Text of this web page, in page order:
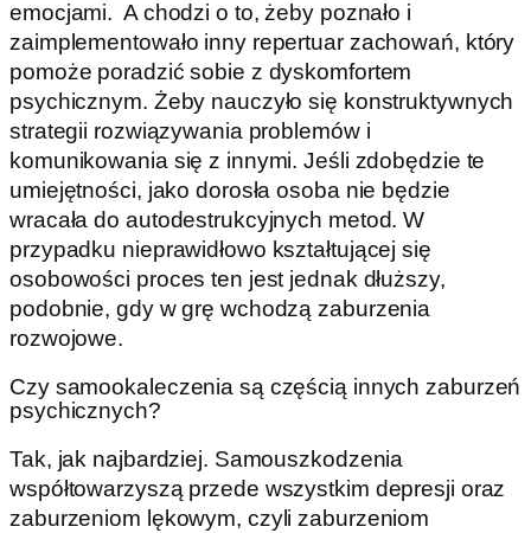
emocjami. A chodzi o to, żeby poznało i
zaimplementowało inny repertuar zachowań, który
pomoże poradzić sobie z dyskomfortem
psychicznym. Żeby nauczyło się konstruktywnych
strategii rozwiązywania problemów i
komunikowania się z innymi. Jeśli zdobędzie te
umiejętności, jako dorosła osoba nie będzie
wracała do autodestrukcyjnych metod. W
przypadku nieprawidłowo kształtującej się
osobowości proces ten jest jednak dłuższy,
podobnie, gdy w grę wchodzą zaburzenia
rozwojowe.
Czy samookaleczenia są częścią innych zaburzeń
psychicznych?
Tak, jak najbardziej. Samouszkodzenia
współtowarzyszą przede wszystkim depresji oraz
zaburzeniom lękowym, czyli zaburzeniom